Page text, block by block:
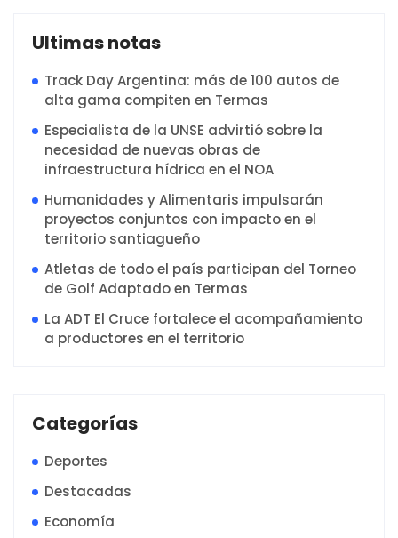
Ultimas notas
Track Day Argentina: más de 100 autos de
alta gama compiten en Termas
Especialista de la UNSE advirtió sobre la
necesidad de nuevas obras de
infraestructura hídrica en el NOA
Humanidades y Alimentaris impulsarán
proyectos conjuntos con impacto en el
territorio santiagueño
Atletas de todo el país participan del Torneo
de Golf Adaptado en Termas
La ADT El Cruce fortalece el acompañamiento
a productores en el territorio
Categorías
Deportes
Destacadas
Economía